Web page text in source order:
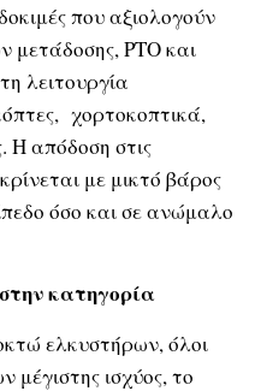
που αξιολογούν
PTO και
λειτουργία
χορτοκοπτικά,
Η απόδοση στις
με μικτό βάρος
όσο και σε ανώμαλο
κατηγορία
ελκυστήρων, όλοι
μέγιστης ισχύος, το